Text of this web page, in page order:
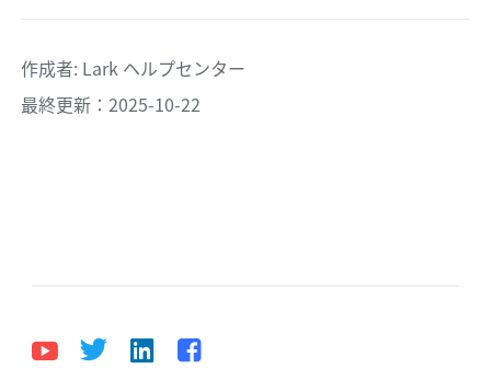
作成者: Lark ヘルプセンター
最終更新：2025-10-22